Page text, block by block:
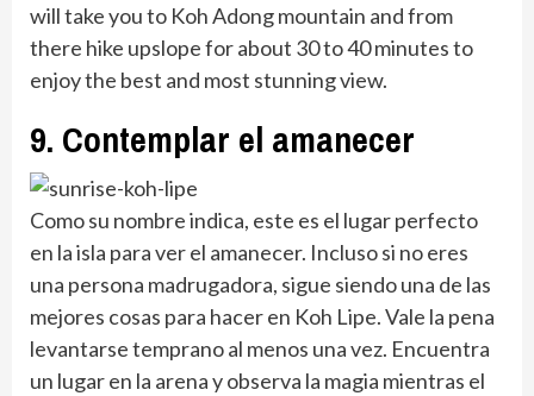
will take you to Koh Adong mountain and from
there hike upslope for about 30 to 40 minutes to
enjoy the best and most stunning view.
9. Contemplar el amanecer
Como su nombre indica, este es el lugar perfecto
en la isla para ver el amanecer. Incluso si no eres
una persona madrugadora, sigue siendo una de las
mejores cosas para hacer en Koh Lipe. Vale la pena
levantarse temprano al menos una vez. Encuentra
un lugar en la arena y observa la magia mientras el